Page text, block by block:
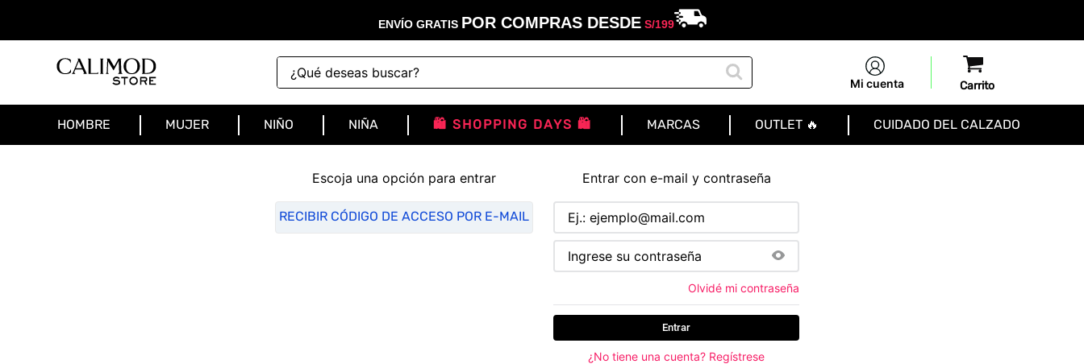
ENVÍO GRATIS POR COMPRAS DESDES/199
¿Qué deseas buscar?
Mi cuenta
HOMBRE MUJER NIÑO NIÑA 🛍️ SHOPPING DAYS 🛍️ MARCAS OUTLET 🔥 CUIDADO DEL CALZADO
Escoja una opción para entrar
RECIBIR CÓDIGO DE ACCESO POR E-MAIL
Entrar con e-mail y contraseña
Olvidé mi contraseña
Entrar
¿No tiene una cuenta? Regístrese